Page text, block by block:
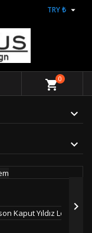
TRY ₺ 
shopping_cart0
